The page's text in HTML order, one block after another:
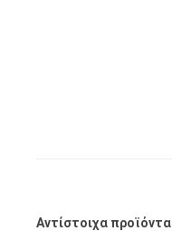
Αντίστοιχα προϊόντα